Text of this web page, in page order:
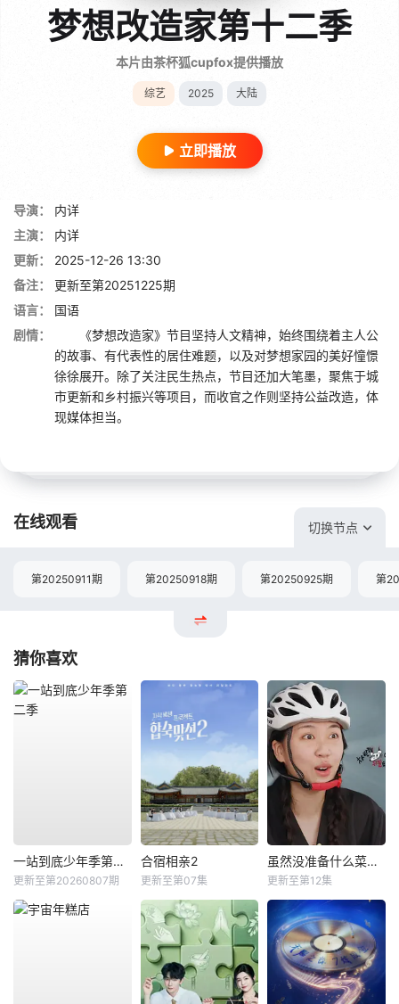
梦想改造家第十二季
本片由茶杯狐cupfox提供播放
综艺 2025 大陆
立即播放
导演：
内详
主演：
内详
更新：
2025-12-26 13:30
备注：
更新至第20251225期
语言：
国语
剧情：
《梦想改造家》节目坚持人文精神，始终围绕着主人公
的故事、有代表性的居住难题，以及对梦想家园的美好憧憬
徐徐展开。除了关注民生热点，节目还加大笔墨，聚焦于城
市更新和乡村振兴等项目，而收官之作则坚持公益改造，体
现媒体担当。
在线观看 切换节点
第20250911期 第20250918期 第20250925期 第
猜你喜欢
一站到底少年季第二季
更新至第20260807期
合宿相亲2
更新至第07集
虽然没准备什么菜第四季
更新至第12集